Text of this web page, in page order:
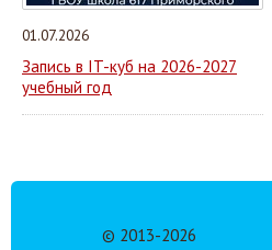
01.07.2026
Запись в IT-куб на 2026-2027
учебный год
© 2013-2026